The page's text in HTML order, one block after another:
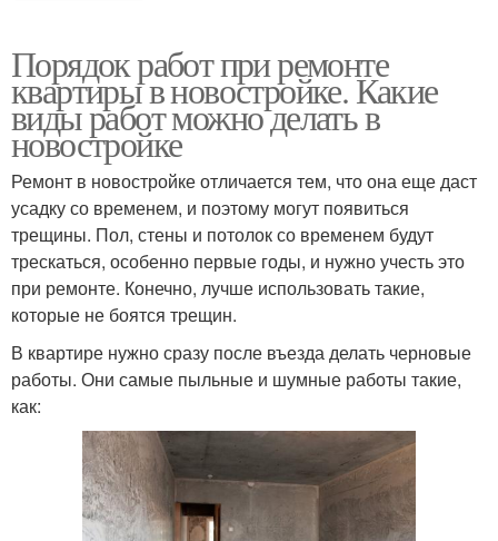
Порядок работ при ремонте
квартиры в новостройке. Какие
виды работ можно делать в
новостройке
Ремонт в новостройке отличается тем, что она еще даст
усадку со временем, и поэтому могут появиться
трещины. Пол, стены и потолок со временем будут
трескаться, особенно первые годы, и нужно учесть это
при ремонте. Конечно, лучше использовать такие,
которые не боятся трещин.
В квартире нужно сразу после въезда делать черновые
работы. Они самые пыльные и шумные работы такие,
как: